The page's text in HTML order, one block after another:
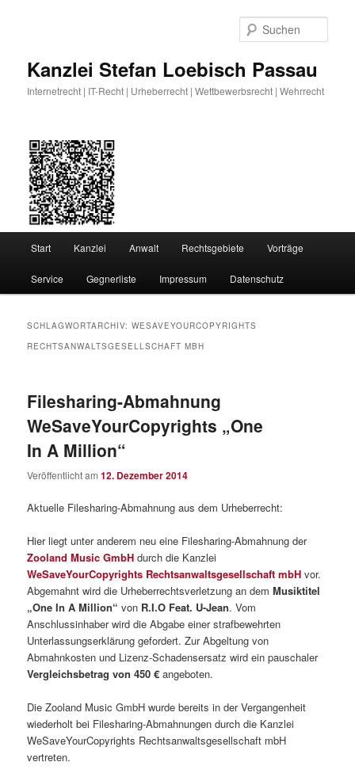
Kanzlei Stefan Loebisch Passau
Internetrecht | IT-Recht | Urheberrecht | Wettbewerbsrecht | Wehrrecht
Start Kanzlei Anwalt Rechtsgebiete Vorträge
Service Gegnerliste Impressum Datenschutz
SCHLAGWORTARCHIV:WESAVEYOURCOPYRIGHTS
RECHTSANWALTSGESELLSCHAFT MBH
Filesharing-Abmahnung
WeSaveYourCopyrights „One
In A Million“
Veröffentlicht am12. Dezember 2014
Aktuelle Filesharing-Abmahnung aus dem Urheberrecht:
Hier liegt unter anderem neu eine Filesharing-Abmahnung der
Zooland Music GmbH durch die Kanzlei
WeSaveYourCopyrights Rechtsanwaltsgesellschaft mbH vor.
Abgemahnt wird die Urheberrechtsverletzung an demMusiktitel
„One In A Million“ von R.I.O Feat. U-Jean. Vom
Anschlussinhaber wird die Abgabe einer strafbewehrten
Unterlassungserklärung gefordert. Zur Abgeltung von
Abmahnkosten und Lizenz-Schadensersatz wird ein pauschaler
Vergleichsbetrag von 450 € angeboten.
Die Zooland Music GmbH wurde bereits in der Vergangenheit
wiederholt bei Filesharing-Abmahnungen durch die Kanzlei
WeSaveYourCopyrights Rechtsanwaltsgesellschaft mbH
vertreten.